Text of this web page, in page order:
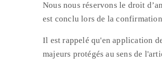
Nous nous réservons le droit
est conclu lors de la
Il est rappelé qu'en application
majeurs protégés au sens de